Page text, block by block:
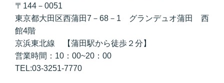
〒144－0051
東京都大田区西蒲田7－68－1 グランデュオ蒲田 西
館4階
京浜東北線 【蒲田駅から徒歩２分】
営業時間：10：00~20：00
TEL:03-3251-7770